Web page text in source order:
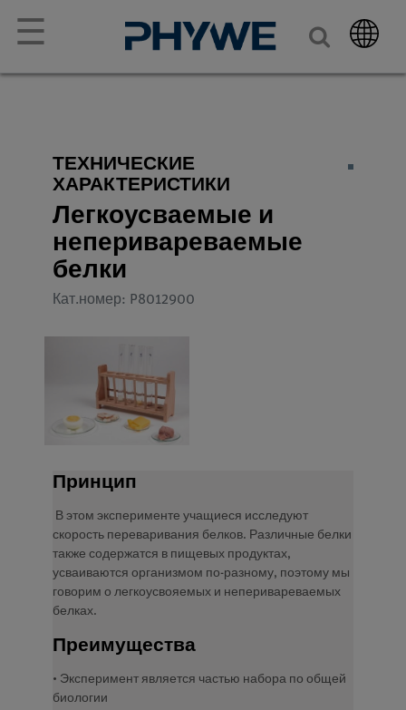
☰
ТЕХНИЧЕСКИЕ
ХАРАКТЕРИСТИКИ
Легкоусваемые и
неперивареваемые
белки
Кат.номер: P8012900
Принцип
В этом эксперименте учащиеся исследуют
скорость переваривания белков. Различные белки
также содержатся в пищевых продуктах,
усваиваются организмом по-разному, поэтому мы
говорим о легкоусвояемых и неперивареваемых
белках.
Преимущества
• Эксперимент является частью набора по общей
биологии